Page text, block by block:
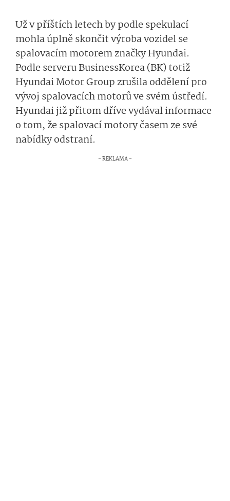
Už v příštích letech by podle spekulací
mohla úplně skončit výroba vozidel se
spalovacím motorem značky Hyundai.
Podle serveru BusinessKorea (BK) totiž
Hyundai Motor Group zrušila oddělení pro
vývoj spalovacích motorů ve svém ústředí.
Hyundai již přitom dříve vydával informace
o tom, že spalovací motory časem ze své
nabídky odstraní.